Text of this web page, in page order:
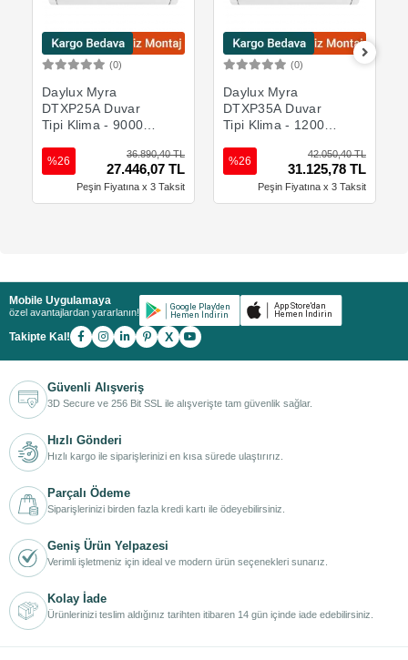
(0)
Daylux Myra
DTXP25A Duvar
Tipi Klima - 9000
36.890,40 TL
27.446,07 TL
%26
Peşin Fiyatına x 3 Taksit
(0)
Daylux Myra
DTXP35A Duvar
Tipi Klima - 12000
42.050,40 TL
31.125,78 TL
%26
Peşin Fiyatına x 3 Taksit
Mobile Uygulamaya
özel avantajlardan yararlanın!
Takipte Kal! X
Güvenli Alışveriş
3D Secure ve 256 Bit SSL ile alışverişte tam güvenlik sağlar.
Hızlı Gönderi
Hızlı kargo ile siparişlerinizi en kısa sürede ulaştırırız.
Parçalı Ödeme
Siparişlerinizi birden fazla kredi kartı ile ödeyebilirsiniz.
Geniş Ürün Yelpazesi
Verimli işletmeniz için ideal ve modern ürün seçenekleri sunarız.
Kolay İade
Ürünlerinizi teslim aldığınız tarihten itibaren 14 gün içinde iade edebilirsiniz.